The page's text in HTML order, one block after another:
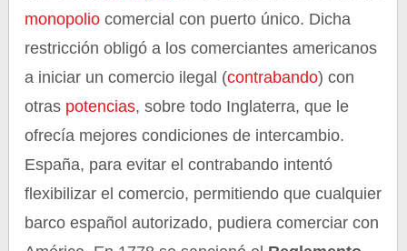
monopolio comercial con puerto único. Dicha
restricción obligó a los comerciantes americanos
a iniciar un comercio ilegal (contrabando) con
otras potencias, sobre todo Inglaterra, que le
ofrecía mejores condiciones de intercambio.
España, para evitar el contrabando intentó
flexibilizar el comercio, permitiendo que cualquier
barco español autorizado, pudiera comerciar con